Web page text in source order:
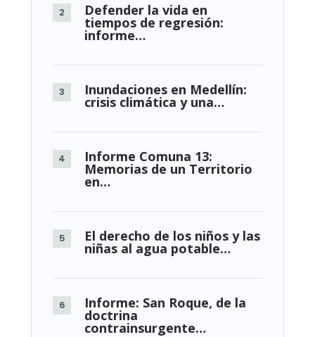
Defender la vida en
tiempos de regresión:
informe…
Inundaciones en Medellín:
crisis climática y una…
Informe Comuna 13:
Memorias de un Territorio
en…
El derecho de los niños y las
niñas al agua potable…
Informe: San Roque, de la
doctrina
contrainsurgente…